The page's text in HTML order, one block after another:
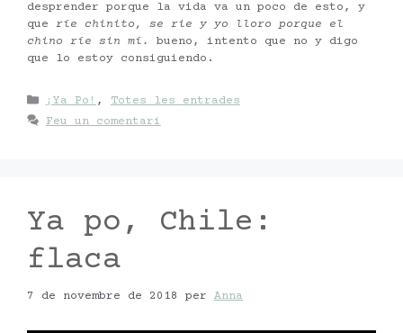
desprender porque la vida va un poco de esto, y
que ríe chinito, se rie y yo lloro porque el
chino ríe sin mí. bueno, intento que no y digo
que lo estoy consiguiendo.
Categories
¡Ya Po! , Totes les entrades
Feu un comentari
Ya po, Chile:
flaca
7 de novembre de 2018 per Anna